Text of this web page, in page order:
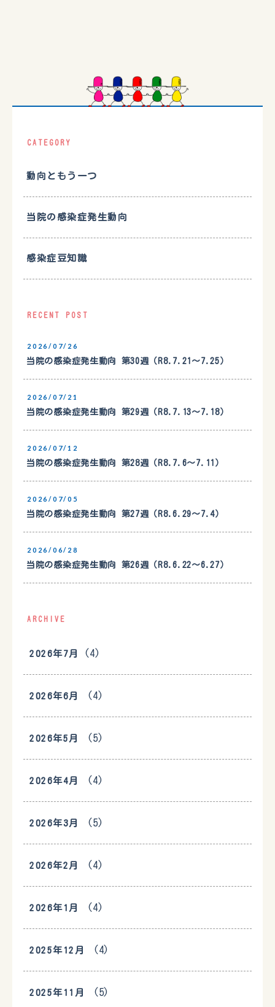
CATEGORY
動向ともう一つ
当院の感染症発生動向
感染症豆知識
RECENT POST
2026/07/26
当院の感染症発生動向 第30週（R8.7.21〜7.25）
2026/07/21
当院の感染症発生動向 第29週（R8.7.13〜7.18）
2026/07/12
当院の感染症発生動向 第28週（R8.7.6〜7.11）
2026/07/05
当院の感染症発生動向 第27週（R8.6.29〜7.4）
2026/06/28
当院の感染症発生動向 第26週（R8.6.22〜6.27）
ARCHIVE
2026年7月 (4)
2026年6月 (4)
2026年5月 (5)
2026年4月 (4)
2026年3月 (5)
2026年2月 (4)
2026年1月 (4)
2025年12月 (4)
2025年11月 (5)